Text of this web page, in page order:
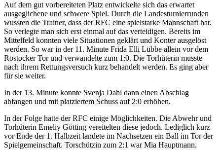
Auf dem gut vorbereiteten Platz entwickelte sich das erwartet
ausgeglichene und schwere Spiel. Durch die Landesturnierrunden
wussten die Trainer, dass der RFC eine spielstarke Mannschaft hat.
So verlegte man sich erst einmal auf das verteidigen. Bereits im
Mittelfeld konnten viele Situationen geklärt und Konter ausgelöst
werden. So war in der 11. Minute Frida Elli Lübbe allein vor dem
Rostocker Tor und verwandelte zum 1:0. Die Torhüterin musste
nach ihrem Rettungsversuch kurz behandelt werden. Es ging aber
für sie weiter.
In der 13. Minute konnte Svenja Dahl dann einen Abschlag
abfangen und mit platziertem Schuss auf 2:0 erhöhen.
In der Folge hatte der RFC einige Möglichkeiten. Die Abwehr und
Torhüterin Emeliy Götting vereitelten diese jedoch. Lediglich kurz
vor Ende der 1. Halbzeit landete im Nachsetzen ein Ball im Tor der
Spielgemeinschaft. Torschützin zum 2:1 war Mia Hauptmann.